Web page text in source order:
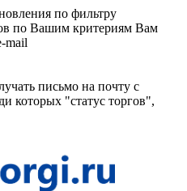
по фильтру
по Вашим критериям Вам
mail
письмо на почту с
которых "статус торгов",